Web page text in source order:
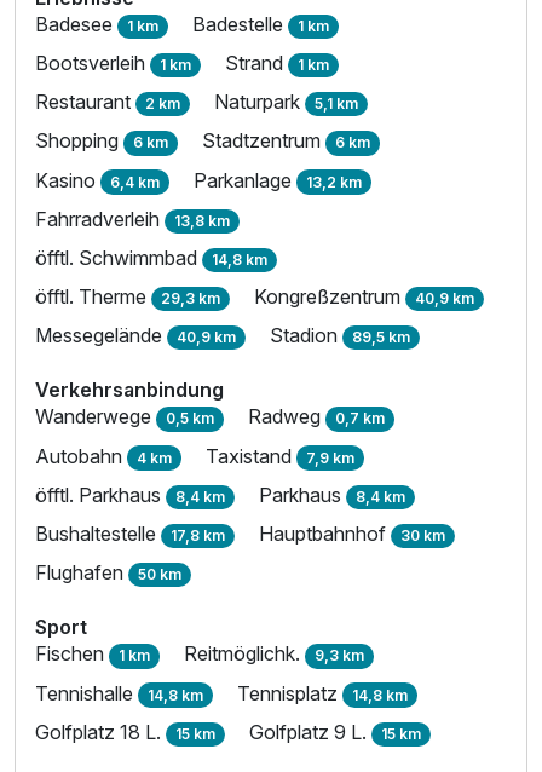
Badesee 1 km Badestelle 1 km
Bootsverleih 1 km Strand 1 km
Restaurant 2 km Naturpark 5,1 km
Shopping 6 km Stadtzentrum 6 km
Kasino 6,4 km Parkanlage 13,2 km
Fahrradverleih 13,8 km
öfftl. Schwimmbad 14,8 km
öfftl. Therme 29,3 km Kongreßzentrum 40,9 km
Messegelände 40,9 km Stadion 89,5 km
Verkehrsanbindung
Wanderwege 0,5 km Radweg 0,7 km
Autobahn 4 km Taxistand 7,9 km
öfftl. Parkhaus 8,4 km Parkhaus 8,4 km
Bushaltestelle 17,8 km Hauptbahnhof 30 km
Flughafen 50 km
Sport
Fischen 1 km Reitmöglichk. 9,3 km
Tennishalle 14,8 km Tennisplatz 14,8 km
Golfplatz 18 L. 15 km Golfplatz 9 L. 15 km